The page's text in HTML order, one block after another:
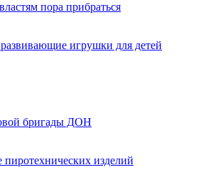
пора прибраться
игрушки для детей
бригады ДОН
пиротехнических изделий